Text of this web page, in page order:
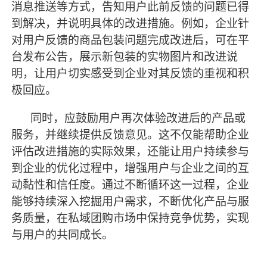
消息推送等方式，告知用户此前反馈的问题已得
到解决，并说明具体的改进措施。例如，企业针
对用户反馈的商品包装问题完成改进后，可在平
台发布公告，展示新包装的实物图片和改进说
明，让用户切实感受到企业对其反馈的重视和积
极回应。
同时，应鼓励用户再次体验改进后的产品或
服务，并继续提供反馈意见。这不仅能帮助企业
评估改进措施的实际效果，还能让用户持续参与
到企业的优化过程中，增强用户与企业之间的互
动黏性和信任度。通过不断循环这一过程，企业
能够持续深入挖掘用户需求，不断优化产品与服
务质量，在私域团购市场中保持竞争优势，实现
与用户的共同成长。